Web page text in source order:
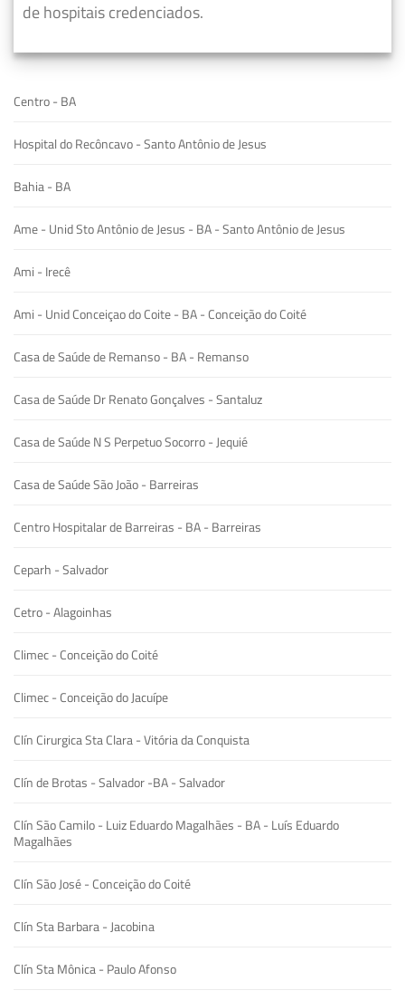
de hospitais credenciados.
Centro - BA
Hospital do Recôncavo - Santo Antônio de Jesus
Bahia - BA
Ame - Unid Sto Antônio de Jesus - BA - Santo Antônio de Jesus
Ami - Irecê
Ami - Unid Conceiçao do Coite - BA - Conceição do Coité
Casa de Saúde de Remanso - BA - Remanso
Casa de Saúde Dr Renato Gonçalves - Santaluz
Casa de Saúde N S Perpetuo Socorro - Jequié
Casa de Saúde São João - Barreiras
Centro Hospitalar de Barreiras - BA - Barreiras
Ceparh - Salvador
Cetro - Alagoinhas
Climec - Conceição do Coité
Climec - Conceição do Jacuípe
Clín Cirurgica Sta Clara - Vitória da Conquista
Clín de Brotas - Salvador -BA - Salvador
Clín São Camilo - Luiz Eduardo Magalhães - BA - Luís Eduardo
Magalhães
Clín São José - Conceição do Coité
Clín Sta Barbara - Jacobina
Clín Sta Mônica - Paulo Afonso